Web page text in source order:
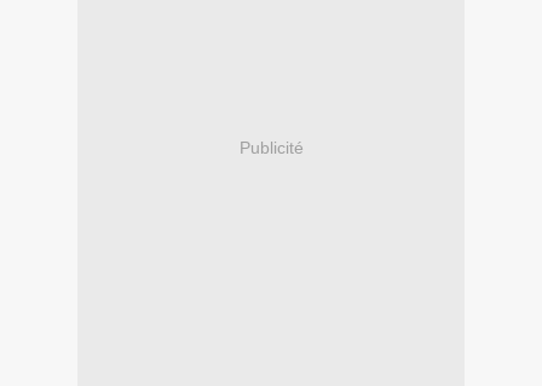
Publicité